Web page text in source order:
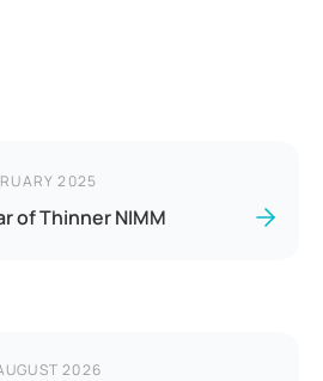
2025
of Thinner NIMM
2026